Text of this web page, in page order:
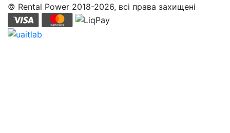
© Rental Power 2018-2026, всі права захищені